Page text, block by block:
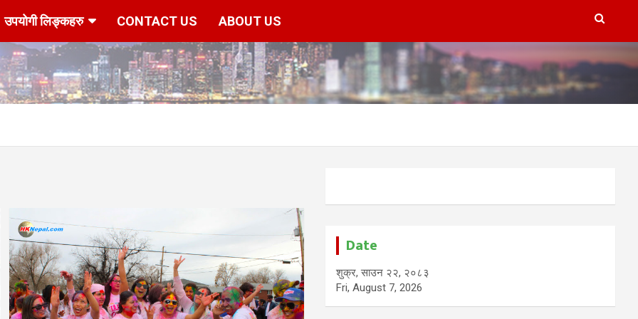
उपयोगी लिङ्कहरु CONTACT US ABOUT US
Date
शुक्र, साउन २२, २०८३
Fri, August 7, 2026